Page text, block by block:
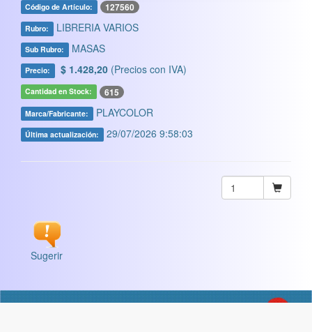
Código de Artículo: 127560
Rubro: LIBRERIA VARIOS
Sub Rubro: MASAS
Precio: $ 1.428,20 (Precios con IVA)
Cantidad en Stock: 615
Marca/Fabricante: PLAYCOLOR
Última actualización: 29/07/2026 9:58:03
Sugerir